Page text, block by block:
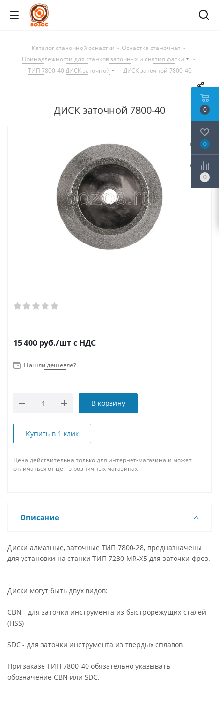
Каталог станочной оснастки - Оснастка станочная -
Принадлежности для станков заточных и снятия фаски
-
ТИП 7800-40 ДИСК заточной
- ДИСК заточной 7800-40
ДИСК заточной 7800-40
15 400 руб./штс НДС
Нашли дешевле?
В корзину
Купить в 1 клик
Цена действительна только для интернет-магазина и может
отличаться от цен в розничных магазинах
Описание
Диски алмазные, заточные ТИП 7800-28, предназначены
для установки на станки ТИП 7230 MR-X5 для заточки фрез.
Диски могут быть двух видов:
CBN - для заточки инструмента из быстрорежущих сталей
(HSS)
SDC - для заточки инструмента из твердых сплавов
При заказе ТИП 7800-40 обязательно указывать
обозначение CBN или SDC.
0
0
0